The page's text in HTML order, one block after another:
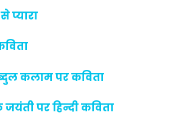
प्यारा
कलाम पर कविता
जयंती पर हिन्दी कविता